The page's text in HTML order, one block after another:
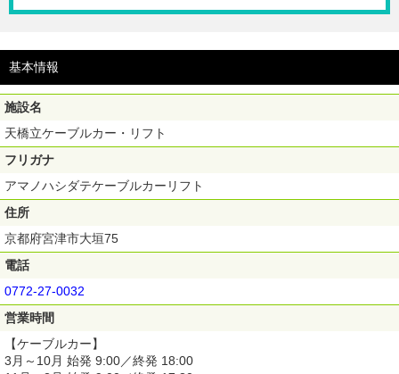
もご利用できません。
■引換場所
天橋立観光船天橋立桟橋（京都府宮津市文珠466）
天橋立観光船一の宮桟橋（京都府宮津市大垣118）
天橋立ケーブルカー・リフト府中駅（京都府宮津市大垣78）
※ご購入後のキャンセル、変更、返金は出来ません。
※施設の詳細や最新情報は、各施設のHPをご覧ください。
※運休や欠航となる場合がございますが、部分返金には応じかねます。
基本情報
施設名
天橋立ケーブルカー・リフト
フリガナ
アマノハシダテケーブルカーリフト
住所
京都府宮津市大垣75
電話
0772-27-0032
営業時間
【ケーブルカー】
3月～10月 始発 9:00／終発 18:00